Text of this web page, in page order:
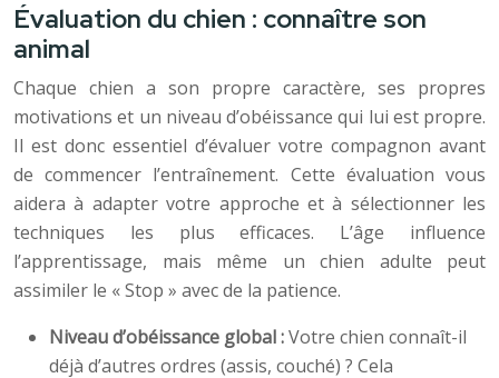
Évaluation du chien : connaître son
animal
Chaque chien a son propre caractère, ses propres
motivations et un niveau d’obéissance qui lui est propre.
Il est donc essentiel d’évaluer votre compagnon avant
de commencer l’entraînement. Cette évaluation vous
aidera à adapter votre approche et à sélectionner les
techniques les plus efficaces. L’âge influence
l’apprentissage, mais même un chien adulte peut
assimiler le « Stop » avec de la patience.
Niveau d’obéissance global :Votre chien connaît-il
déjà d’autres ordres (assis, couché) ? Cela